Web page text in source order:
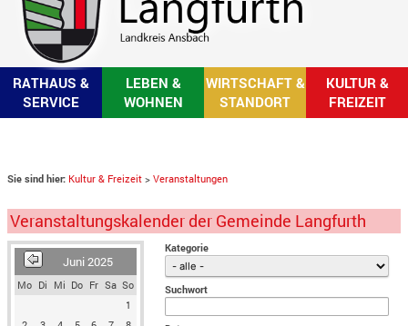
RATHAUS &
SERVICE
LEBEN &
WOHNEN
WIRTSCHAFT &
STANDORT
KULTUR &
FREIZEIT
Sie sind hier: Kultur & Freizeit >Veranstaltungen
Veranstaltungskalender der Gemeinde Langfurth
Juni 2025
Mo Di Mi Do Fr Sa So
1
Kategorie
Suchwort